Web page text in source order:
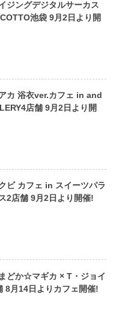
ジングデジタルサーカス
池袋 9月2日より開
カ 浴衣ver.カフェ in and
店舗 9月2日より開
ビ カフェ in スイーツパラ
2店舗 9月2日より開催!
どか☆マギカ × T・ジョイ
8月14日よりカフェ開催!